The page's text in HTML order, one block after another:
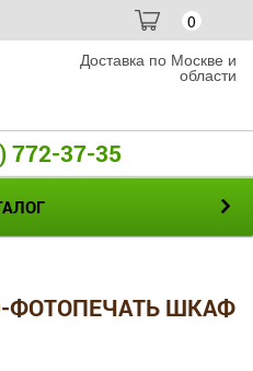
0
Доставка по Москве и
области
772-37-35
ФОТОПЕЧАТЬ ШКАФ